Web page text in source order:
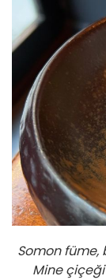
Somon füme,
Mine